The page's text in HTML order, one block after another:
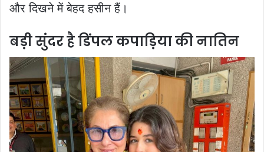
और दिखने में बेहद हसीन हैं।
बड़ी सुंदर है डिंपल कपाड़िया की नातिन